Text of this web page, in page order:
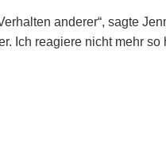
anderer“, sagte
Ich reagiere nicht mehr so